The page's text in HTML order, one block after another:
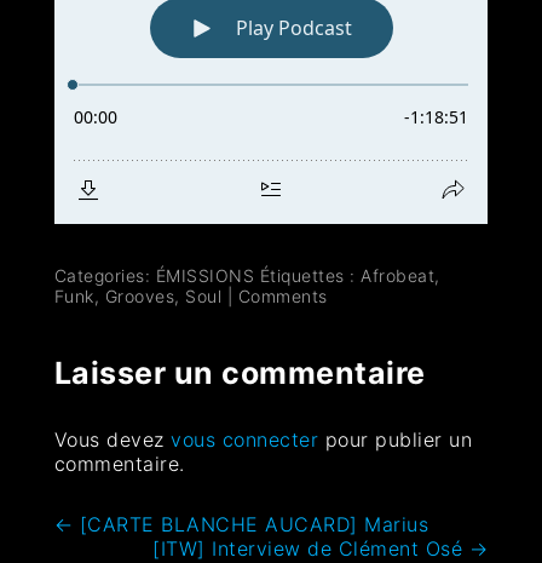
Categories: ÉMISSIONS Étiquettes : Afrobeat,
Funk, Grooves, Soul Comments
Laisser un commentaire
Vous devezvous connecter pour publier un
commentaire.
← [CARTE BLANCHE AUCARD] Marius
[ITW] Interview de Clément Osé →